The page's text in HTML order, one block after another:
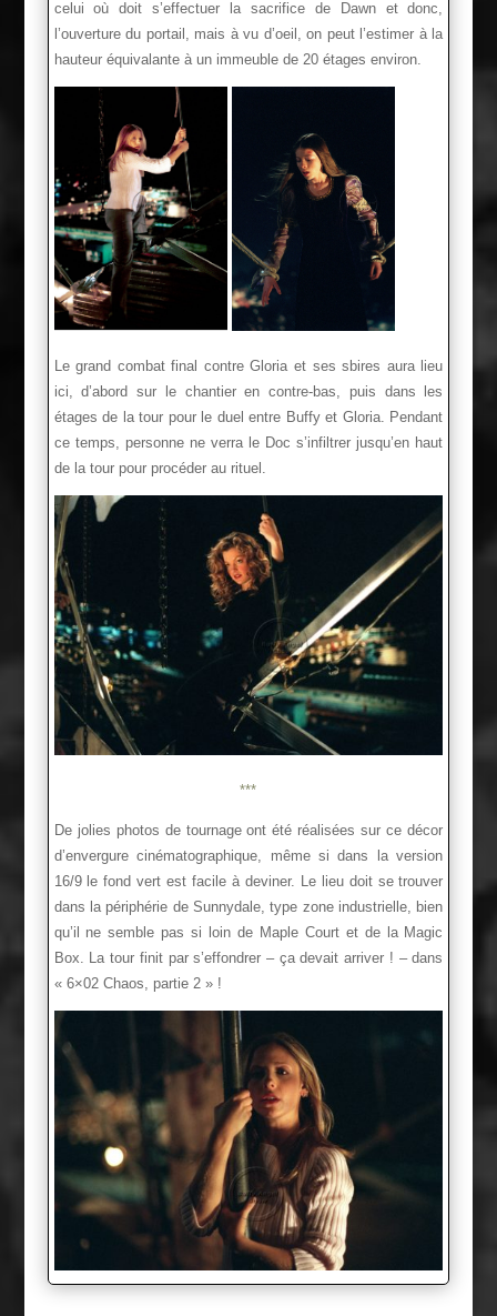
celui où doit s’effectuer la sacrifice de Dawn et donc,
l’ouverture du portail, mais à vu d’oeil, on peut l’estimer à la
hauteur équivalante à un immeuble de 20 étages environ.
Le grand combat final contre Gloria et ses sbires aura lieu
ici, d’abord sur le chantier en contre-bas, puis dans les
étages de la tour pour le duel entre Buffy et Gloria. Pendant
ce temps, personne ne verra le Doc s’infiltrer jusqu’en haut
de la tour pour procéder au rituel.
***
De jolies photos de tournage ont été réalisées sur ce décor
d’envergure cinématographique, même si dans la version
16/9 le fond vert est facile à deviner. Le lieu doit se trouver
dans la périphérie de Sunnydale, type zone industrielle, bien
qu’il ne semble pas si loin de Maple Court et de la Magic
Box. La tour finit par s’effondrer – ça devait arriver ! – dans
« 6×02 Chaos, partie 2 » !